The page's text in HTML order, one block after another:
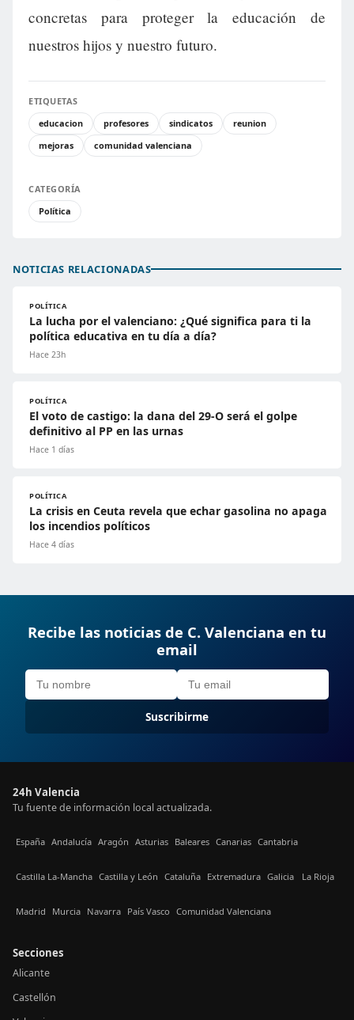
concretas para proteger la educación de
nuestros hijos y nuestro futuro.
ETIQUETAS
educacion
profesores sindicatos
reunion
mejoras
comunidad valenciana
CATEGORÍA
Política
NOTICIAS RELACIONADAS
POLÍTICA
La lucha por el valenciano: ¿Qué significa para ti la
política educativa en tu día a día?
Hace 23h
POLÍTICA
El voto de castigo: la dana del 29-O será el golpe
definitivo al PP en las urnas
Hace 1 días
POLÍTICA
La crisis en Ceuta revela que echar gasolina no apaga
los incendios políticos
Hace 4 días
Recibe las noticias de C. Valenciana en tu
email
Suscribirme
24h Valencia
Tu fuente de información local actualizada.
España Andalucía Aragón Asturias Baleares Canarias Cantabria
Castilla La-Mancha Castilla y León Cataluña Extremadura Galicia La Rioja
Madrid Murcia Navarra País Vasco Comunidad Valenciana
Secciones
Alicante
Castellón